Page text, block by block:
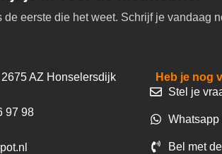
de eerste die het weet. Schrijf je vandaag
AZ Honselersdijk
97 98
Heb je nog
Stel je
Bel met